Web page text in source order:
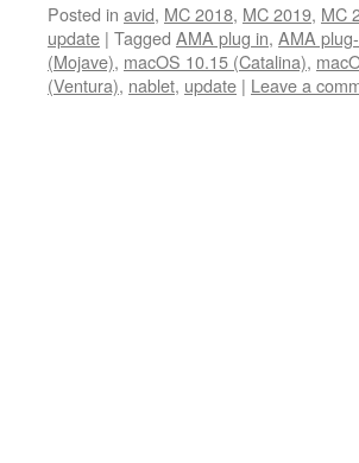
Posted in avid, MC 2018, MC 2019, MC
update | Tagged AMA plug in, AMA
(Mojave), macOS 10.15 (Catalina),
(Ventura), nablet, update | Leave a